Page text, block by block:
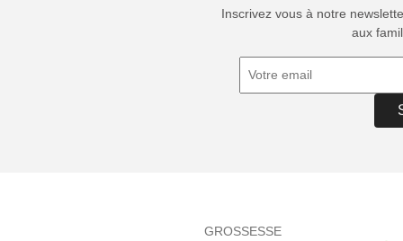
Inscrivez vous à notre
aux
GROSSESSE